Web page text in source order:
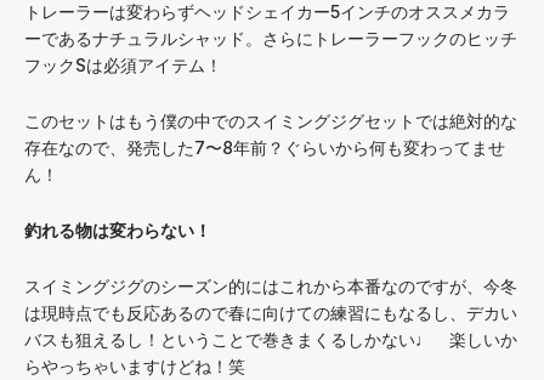
トレーラーは変わらずヘッドシェイカー5インチのオススメカラ
ーであるナチュラルシャッド。さらにトレーラーフックのヒッチ
フックSは必須アイテム！
このセットはもう僕の中でのスイミングジグセットでは絶対的な
存在なので、発売した7〜8年前？ぐらいから何も変わってませ
ん！
釣れる物は変わらない！
スイミングジグのシーズン的にはこれから本番なのですが、今冬
は現時点でも反応あるので春に向けての練習にもなるし、デカい
バスも狙えるし！ということで巻きまくるしかない♩ 楽しいか
らやっちゃいますけどね！笑